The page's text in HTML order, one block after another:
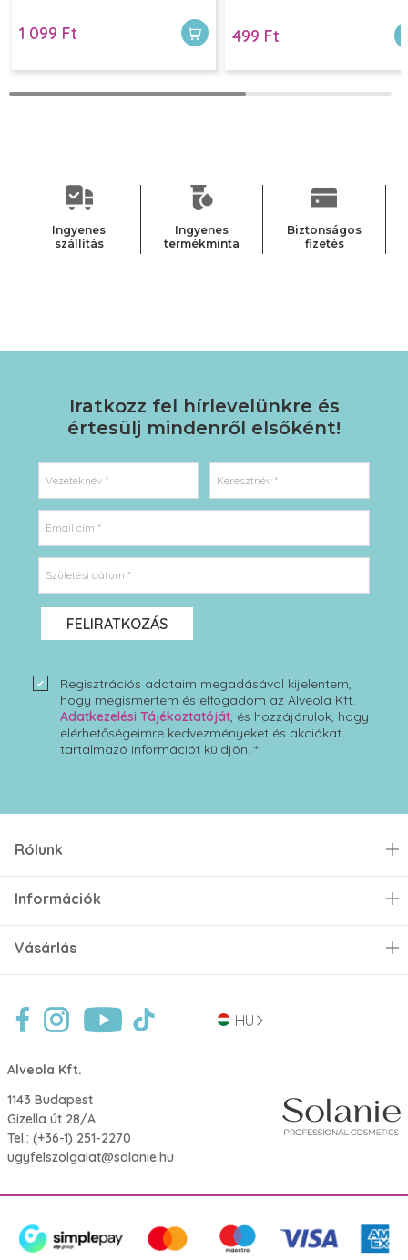
1 099 Ft 499 Ft
Ingyenes
szállítás
Ingyenes
termékminta
Biztonságos
fizetés
Iratkozz fel hírlevelünkre és
értesülj mindenről elsőként!
Vezetéknév * Keresztnév *
Email cím *
Születési dátum *
FELIRATKOZÁS
Regisztrációs adataim megadásával kijelentem,
hogy megismertem és elfogadom az Alveola Kft.
Adatkezelési Tájékoztatóját, és hozzájárulok, hogy
elérhetőségeimre kedvezményeket és akciókat
tartalmazó információt küldjön. *
HU
Alveola Kft.
1143 Budapest
Gizella út 28/A
Tel.: (+36-1) 251-2270
ugyfelszolgalat@solanie.hu
Rólunk
Információk
Vásárlás